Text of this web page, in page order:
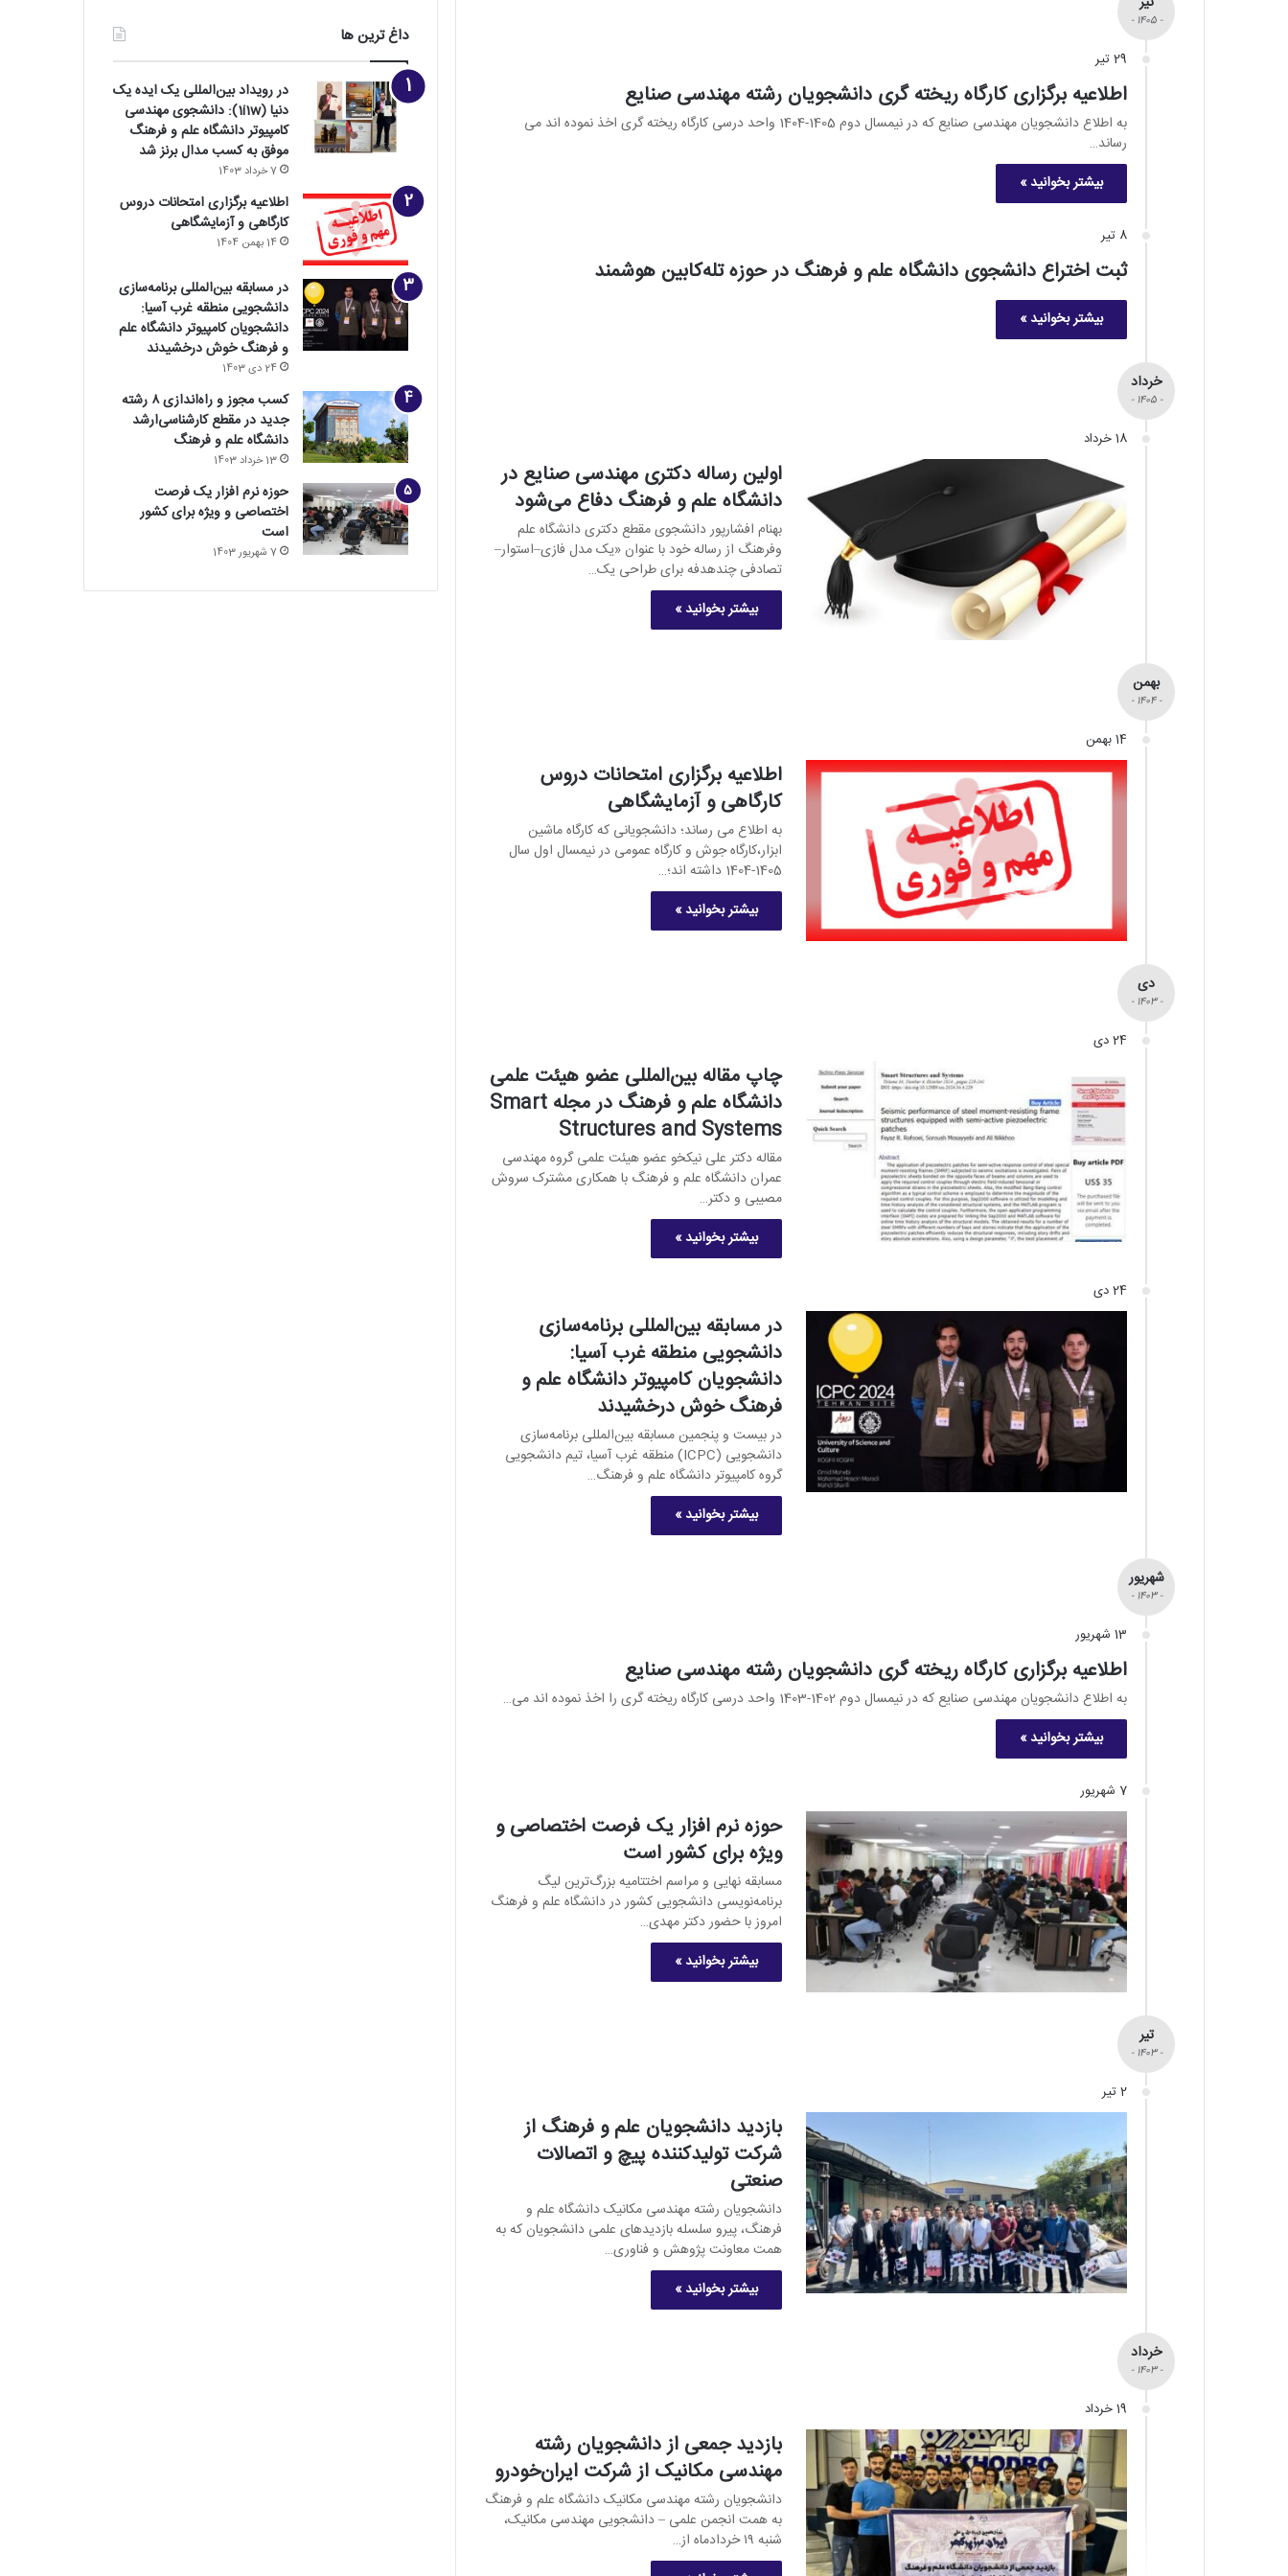
- 1405 -
29 تیر
اطلاعیه برگزاری کارگاه ریخته گری دانشجویان رشته مهندسی صنایع
به اطلاع دانشجویان مهندسی صنایع که در نیمسال دوم 1405-1404 واحد درسی کارگاه ریخته گری اخذ نموده اند می
رساند…
بیشتر بخوانید »
8 تیر
ثبت اختراع دانشجوی دانشگاه علم و فرهنگ در حوزه تله‌کابین هوشمند
بیشتر بخوانید »
خرداد
- 1405 -
18 خرداد
اولین رساله دکتری مهندسی صنایع در
دانشگاه علم و فرهنگ دفاع می‌شود
بهنام افشارپور دانشجوی مقطع دکتری دانشگاه علم
وفرهنگ از رساله خود با عنوان «یک مدل فازی–استوار–
تصادفی چندهدفه برای طراحی یک…
بیشتر بخوانید »
بهمن
- 1404 -
14 بهمن
اطلاعیه برگزاری امتحانات دروس
کارگاهی و آزمایشگاهی
به اطلاع می رساند؛ دانشجویانی که کارگاه ماشین
ابزار،کارگاه جوش و کارگاه عمومی در نیمسال اول سال
1405-1404 داشته اند؛…
بیشتر بخوانید »
دی
- 1403 -
24 دی
چاپ مقاله بین‌المللی عضو هیئت علمی
دانشگاه علم و فرهنگ در مجله Smart
Structures and Systems
مقاله دکتر علی نیکخو عضو هیئت علمی گروه مهندسی
عمران دانشگاه علم و فرهنگ با همکاری مشترک سروش
مصیبی و دکتر…
بیشتر بخوانید »
24 دی
در مسابقه بین‌المللی برنامه‌سازی
دانشجویی منطقه غرب آسیا:
دانشجویان کامپیوتر دانشگاه علم و
فرهنگ خوش درخشیدند
در بیست و پنجمین مسابقه بین‌المللی برنامه‌سازی
دانشجویی (ICPC) منطقه غرب آسیا، تیم دانشجویی
گروه کامپیوتر دانشگاه علم و فرهنگ…
بیشتر بخوانید »
شهریور
- 1403 -
13 شهریور
اطلاعیه برگزاری کارگاه ریخته گری دانشجویان رشته مهندسی صنایع
به اطلاع دانشجویان مهندسی صنایع که در نیمسال دوم 1402-1403 واحد درسی کارگاه ریخته گری را اخذ نموده اند می…
بیشتر بخوانید »
7 شهریور
حوزه نرم افزار یک فرصت اختصاصی و
ویژه برای کشور است
مسابقه نهایی و مراسم اختتامیه بزرگ‌ترین لیگ
برنامه‌نویسی دانشجویی کشور در دانشگاه علم و فرهنگ
امروز با حضور دکتر مهدی…
بیشتر بخوانید »
تیر
- 1403 -
2 تیر
بازدید دانشجویان علم و فرهنگ از
شرکت تولیدکننده پیچ و اتصالات
صنعتی
دانشجویان رشته مهندسی مکانیک دانشگاه علم و
فرهنگ، پیرو سلسله بازدیدهای علمی دانشجویان که به
همت معاونت پژوهش و فناوری…
بیشتر بخوانید »
خرداد
- 1403 -
19 خرداد
بازدید جمعی از دانشجویان رشته
مهندسی مکانیک از شرکت ایران‌خودرو
دانشجویان رشته مهندسی مکانیک دانشگاه علم و فرهنگ
به همت انجمن علمی – دانشجویی مهندسی مکانیک،
شنبه ۱۹ خردادماه از…
داغ ترین ها
در رویداد بین‌المللی یک ایده یک
دنیا (1i1w): دانشجوی مهندسی
کامپیوتر دانشگاه علم و فرهنگ
موفق به کسب مدال برنز شد
7 خرداد 1403
اطلاعیه برگزاری امتحانات دروس
کارگاهی و آزمایشگاهی
14 بهمن 1404
در مسابقه بین‌المللی برنامه‌سازی
دانشجویی منطقه غرب آسیا:
دانشجویان کامپیوتر دانشگاه علم
و فرهنگ خوش درخشیدند
24 دی 1403
کسب مجوز و راه‌اندازی ۸ رشته
جدید در مقطع کارشناسی‌ارشد
دانشگاه علم و فرهنگ
13 خرداد 1403
حوزه نرم افزار یک فرصت
اختصاصی و ویژه برای کشور
است
7 شهریور 1403